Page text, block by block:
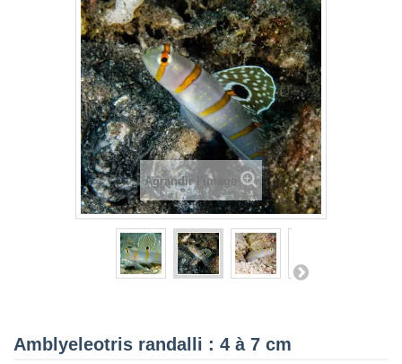
Agrandir l'image
Amblyeleotris randalli : 4 à 7 cm